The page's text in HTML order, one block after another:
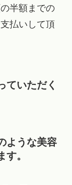
半額までの
払いして頂
ていただく
ような美容
。